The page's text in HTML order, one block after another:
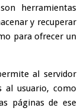
herramientas
y recuperar
para ofrecer un
al servidor
al usuario, como
páginas de ese